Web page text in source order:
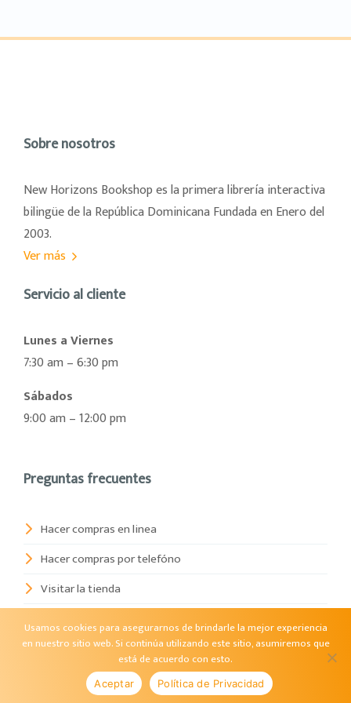
Sobre nosotros
New Horizons Bookshop es la primera librería interactiva
bilingüe de la República Dominicana Fundada en Enero del
2003.
Ver más
Servicio al cliente
Lunes a Viernes
7:30 am – 6:30 pm
Sábados
9:00 am – 12:00 pm
Preguntas frecuentes
Hacer compras en linea
Hacer compras por telefóno
Visitar la tienda
Garantía de productos
Usamos cookies para asegurarnos de brindarle la mejor experiencia
en nuestro sitio web. Si continúa utilizando este sitio, asumiremos que
está de acuerdo con esto.
Aceptar Política de Privacidad